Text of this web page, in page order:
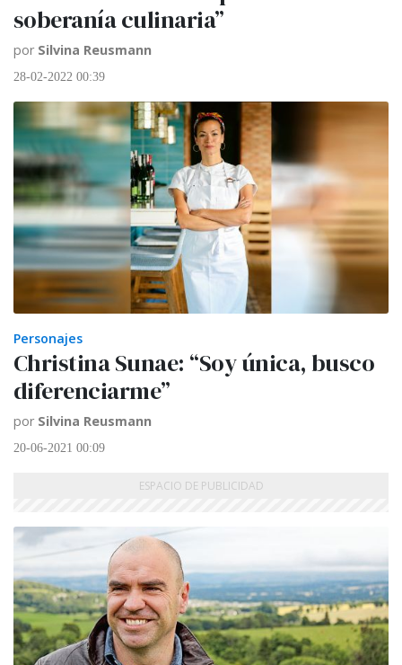
soberanía culinaria”
por Silvina Reusmann
28-02-2022 00:39
Personajes
Christina Sunae: “Soy única, busco
diferenciarme”
por Silvina Reusmann
20-06-2021 00:09